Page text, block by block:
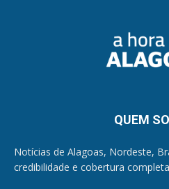
QUEM
Notícias de Alagoas, Nordeste,
credibilidade e cobertura